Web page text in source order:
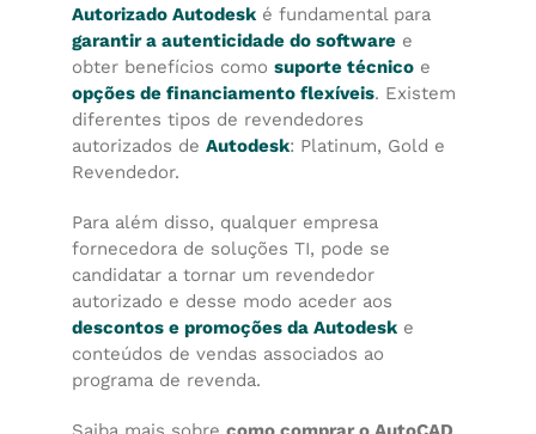
Autorizado Autodesk é fundamental para
garantir a autenticidade do software e
obter benefícios como suporte técnico e
opções de financiamento flexíveis. Existem
diferentes tipos de revendedores
autorizados de Autodesk: Platinum, Gold e
Revendedor.
Para além disso, qualquer empresa
fornecedora de soluções TI, pode se
candidatar a tornar um revendedor
autorizado e desse modo aceder aos
descontos e promoções da Autodesk e
conteúdos de vendas associados ao
programa de revenda.